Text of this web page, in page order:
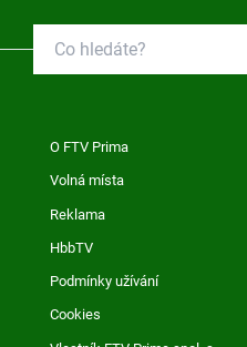
O FTV Prima
Volná místa
Reklama
HbbTV
Podmínky užívání
Cookies